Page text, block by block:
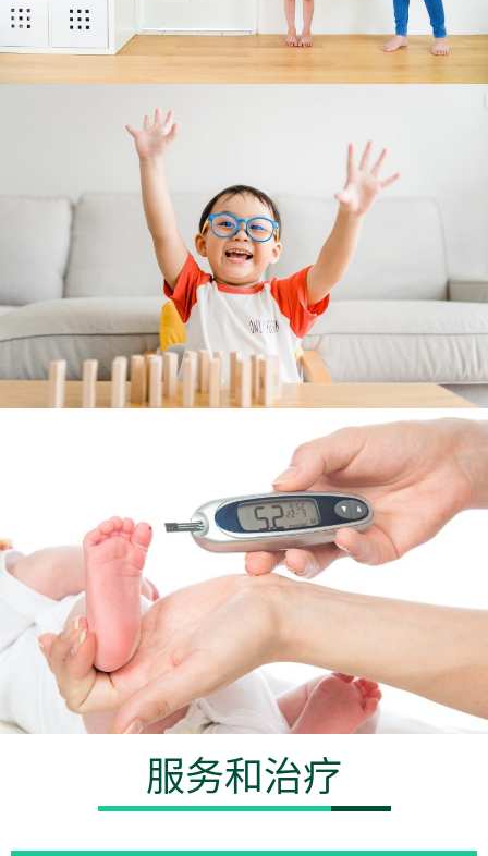
服务和治疗